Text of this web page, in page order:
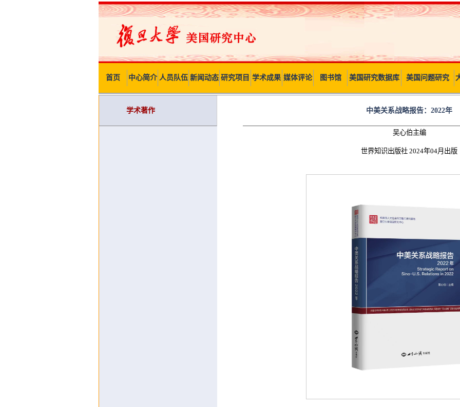
首页 中心简介 人员队伍 新闻动态 研究项目 学术成果 媒体评论 图书馆 美国研究数据库 美国问题研究
学术著作 中美关系战略报告：2022年
吴心伯主编
世界知识出版社 2024年04月出版